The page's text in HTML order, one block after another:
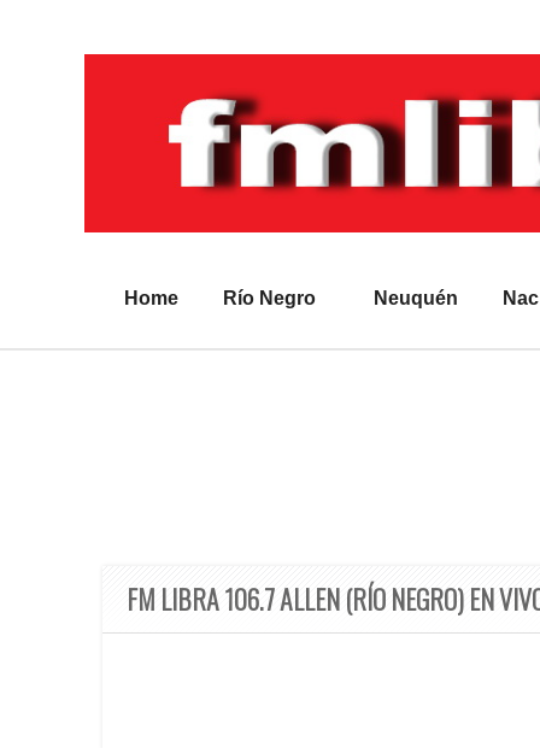
Home Río Negro Neuquén
FM LIBRA 106.7 ALLEN (RÍO NEGRO) EN